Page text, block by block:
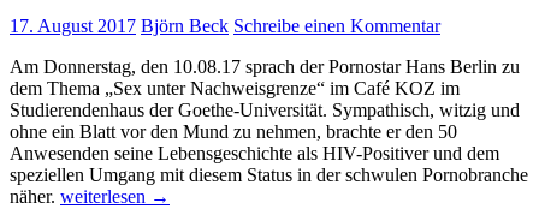
17. August 2017 Björn Beck Schreibe einen Kommentar
Am Donnerstag, den 10.08.17 sprach der Pornostar Hans Berlin zu
dem Thema „Sex unter Nachweisgrenze“ im Café KOZ im
Studierendenhaus der Goethe-Universität. Sympathisch, witzig und
ohne ein Blatt vor den Mund zu nehmen, brachte er den 50
Anwesenden seine Lebensgeschichte als HIV-Positiver und dem
speziellen Umgang mit diesem Status in der schwulen Pornobranche
näher. Sex
weiterlesen →